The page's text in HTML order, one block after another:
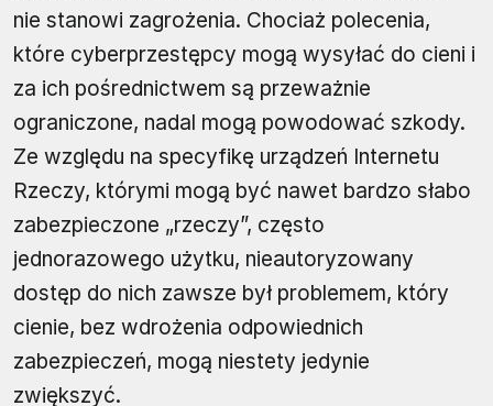
nie stanowi zagrożenia. Chociaż polecenia,
które cyberprzestępcy mogą wysyłać do cieni i
za ich pośrednictwem są przeważnie
ograniczone, nadal mogą powodować szkody.
Ze względu na specyfikę urządzeń Internetu
Rzeczy, którymi mogą być nawet bardzo słabo
zabezpieczone „rzeczy”, często
jednorazowego użytku, nieautoryzowany
dostęp do nich zawsze był problemem, który
cienie, bez wdrożenia odpowiednich
zabezpieczeń, mogą niestety jedynie
zwiększyć.